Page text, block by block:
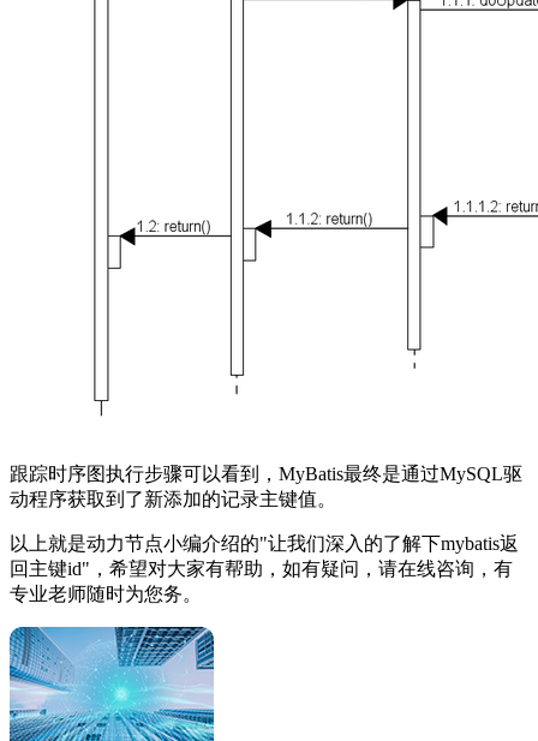
跟踪时序图执行步骤可以看到，MyBatis最终是通过MySQL驱
动程序获取到了新添加的记录主键值。
以上就是动力节点小编介绍的"让我们深入的了解下mybatis返
回主键id"，希望对大家有帮助，如有疑问，请在线咨询，有
专业老师随时为您务。